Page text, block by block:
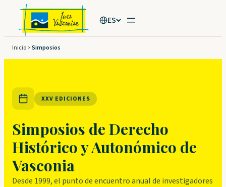
ES
Inicio>Simposios
XXV EDICIONES
Simposios de Derecho
Histórico y Autonómico de
Vasconia
Desde 1999, el punto de encuentro anual de investigadores